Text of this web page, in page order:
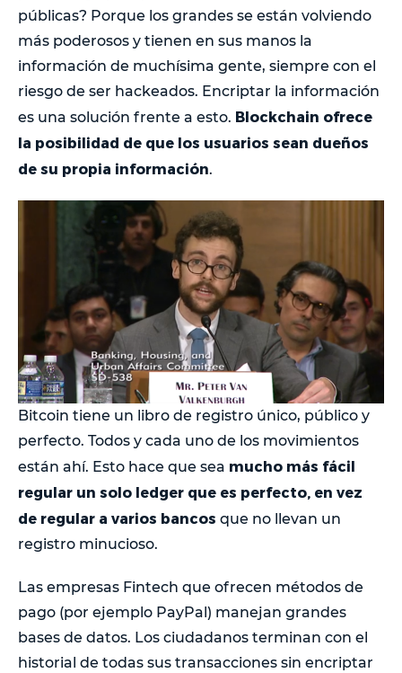
públicas? Porque los grandes se están volviendo
más poderosos y tienen en sus manos la
información de muchísima gente, siempre con el
riesgo de ser hackeados. Encriptar la información
es una solución frente a esto. Blockchain ofrece
la posibilidad de que los usuarios sean dueños
de su propia información.
Bitcoin tiene un libro de registro único, público y
perfecto. Todos y cada uno de los movimientos
están ahí. Esto hace que sea mucho más fácil
regular un solo ledger que es perfecto, en vez
de regular a varios bancos que no llevan un
registro minucioso.
Las empresas Fintech que ofrecen métodos de
pago (por ejemplo PayPal) manejan grandes
bases de datos. Los ciudadanos terminan con el
historial de todas sus transacciones sin encriptar